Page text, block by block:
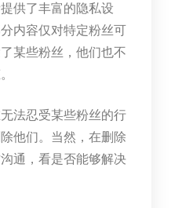
供了丰富的隐私设
内容仅对特定粉丝可
某些粉丝，他们也不
法忍受某些粉丝的行
他们。当然，在删除
通，看是否能够解决